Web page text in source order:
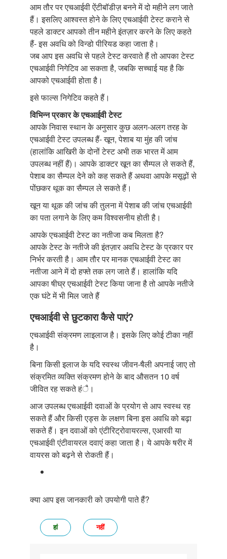
आम तौर पर एचआईवी ऐंटीबॉडीज़ बनने में दो महीने लग जाते
हैं। इसलिए आश्वस्त होने के लिए एचआईवी टेस्ट कराने से
पहले डाक्टर आपको तीन महीने इंतज़ार करने के लिए कहते
हैं- इस अवधि को विन्डो पीरियड कहा जाता है।
जब आप इस अवधि से पहले टेस्ट करवाते हैं तो आपका टेस्ट
एचआईवी निगेटिव आ सकता है, जबकि सच्चाई यह है कि
आपको एचआईवी होता है।
इसे फाल्स निगेटिव कहते हैं।
विभिन्न प्रकार के एचआईवी टेस्ट
आपके निवास स्थान के अनुसार कुछ अलग-अलग तरह के
एचआईवी टेस्ट उपलब्ध हैं- खून, पेशाब या मुंह की जांच
(हालांकि आखिरी के दोनों टेस्ट अभी तक भारत में आम
उपलब्ध नहीं हैं)। आपके डाक्टर खून का सैम्पल ले सकते हैं,
पेशाब का सैम्पल देने को कह सकते हैं अथवा आपके मसूढ़ों से
पोंछकर थूक का सैम्पल ले सकते हैं।
खून या थूक की जांच की तुलना में पेशाब की जांच एचआईवी
का पता लगाने के लिए कम विश्वसनीय होती है।
आपके एचआईवी टेस्ट का नतीजा कब मिलता है?
आपके टेस्ट के नतीजे की इंतज़ार अवधि टेस्ट के प्रकार पर
निर्भर करती है। आम तौर पर मानक एचआईवी टेस्ट का
नतीजा आने में दो हफ्ते तक लग जाते हैं। हालांकि यदि
आपका षीघ्र एचआईवी टेस्ट किया जाना है तो आपके नतीजे
एक घंटे में भी मिल जाते हैं
एचआईवी से छुटकारा कैसे पाएं?
एचआईवी संक्रमण लाइलाज है। इसके लिए कोई टीका नहीं
है।
बिना किसी इलाज के यदि स्वस्थ जीवन-षैली अपनाई जाए तो
संक्रमित व्यक्ति संक्रमण होने के बाद औसतन 10 वर्ष
जीवित रह सकते हंै।
आज उपलब्ध एचआईवी दवाओं के प्रयोग से आप स्वस्थ रह
सकते हैं और किसी एड्स के लक्षण बिना इस अवधि को बढ़ा
सकते हैं। इन दवाओं को एंटीरिट्रोवायरल्स, एआरवी या
एचआईवी एंटीवायरल दवाएं कहा जाता है। ये आपके षरीर में
वायरस को बढ़ने से रोकती हैं।
क्या आप इस जानकारी को उपयोगी पाते हैं?
हां नहीं